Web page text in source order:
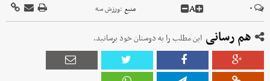
۰ A منبع :ورزش سه
هم رسانی این مطلب را به دوستان خود برسانید.